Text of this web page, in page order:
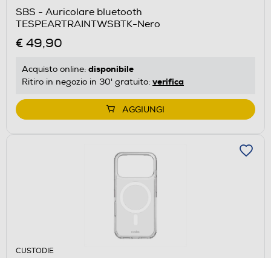
SBS - Auricolare bluetooth
TESPEARTRAINTWSBTK-Nero
€ 49,90
Acquisto online: disponibile
Ritiro in negozio in 30' gratuito: verifica
AGGIUNGI
CUSTODIE